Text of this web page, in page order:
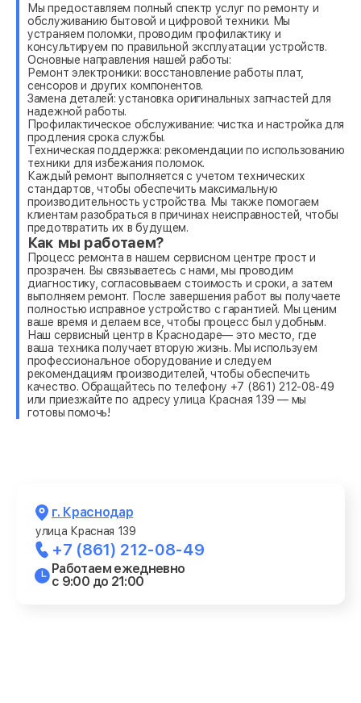
Мы предоставляем полный спектр услуг по ремонту и
обслуживанию бытовой и цифровой техники. Мы
устраняем поломки, проводим профилактику и
консультируем по правильной эксплуатации устройств.
Основные направления нашей работы:
Ремонт электроники: восстановление работы плат,
сенсоров и других компонентов.
Замена деталей: установка оригинальных запчастей для
надежной работы.
Профилактическое обслуживание: чистка и настройка для
продления срока службы.
Техническая поддержка: рекомендации по использованию
техники для избежания поломок.
Каждый ремонт выполняется с учетом технических
стандартов, чтобы обеспечить максимальную
производительность устройства. Мы также помогаем
клиентам разобраться в причинах неисправностей, чтобы
предотвратить их в будущем.
Как мы работаем?
Процесс ремонта в нашем сервисном центре прост и
прозрачен. Вы связываетесь с нами, мы проводим
диагностику, согласовываем стоимость и сроки, а затем
выполняем ремонт. После завершения работ вы получаете
полностью исправное устройство с гарантией. Мы ценим
ваше время и делаем все, чтобы процесс был удобным.
Наш сервисный центр в Краснодаре— это место, где
ваша техника получает вторую жизнь. Мы используем
профессиональное оборудование и следуем
рекомендациям производителей, чтобы обеспечить
качество. Обращайтесь по телефону +7 (861) 212-08-49
или приезжайте по адресу улица Красная 139 — мы
готовы помочь!
г. Краснодар
улица Красная 139
+7 (861) 212-08-49
Работаем ежедневно
с 9:00 до 21:00